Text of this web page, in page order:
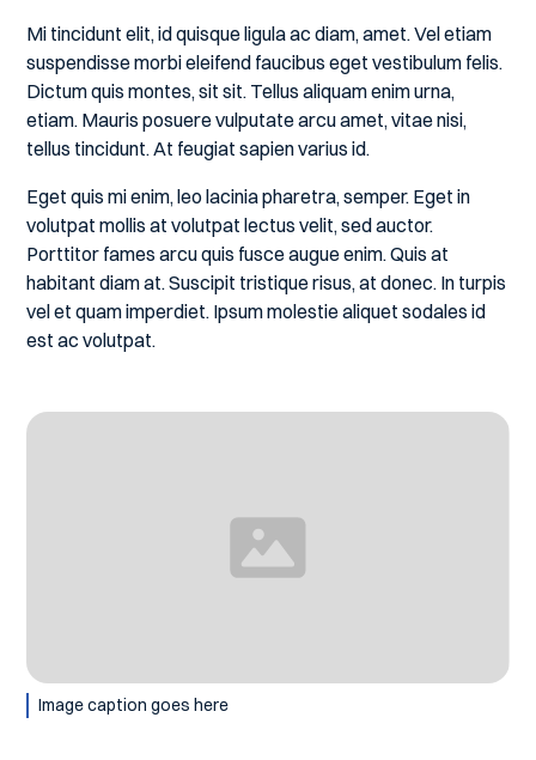
Mi tincidunt elit, id quisque ligula ac diam, amet. Vel etiam
suspendisse morbi eleifend faucibus eget vestibulum felis.
Dictum quis montes, sit sit. Tellus aliquam enim urna,
etiam. Mauris posuere vulputate arcu amet, vitae nisi,
tellus tincidunt. At feugiat sapien varius id.
Eget quis mi enim, leo lacinia pharetra, semper. Eget in
volutpat mollis at volutpat lectus velit, sed auctor.
Porttitor fames arcu quis fusce augue enim. Quis at
habitant diam at. Suscipit tristique risus, at donec. In turpis
vel et quam imperdiet. Ipsum molestie aliquet sodales id
est ac volutpat.
Image caption goes here